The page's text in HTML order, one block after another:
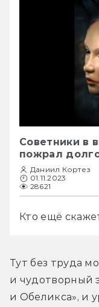
Советники в
пожрал
Даниил Кортез
01.11.2023
28621
Кто ещё
Тут без труда
и чудотворный
и Обеликса», и